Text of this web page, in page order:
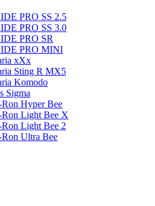
PRO SS 2.5
PRO SS 3.0
PRO SR
PRO MINI
xXx
Sting R MX5
Komodo
Sigma
Ron Hyper Bee
Ron Light Bee X
Ron Light Bee 2
Ron Ultra Bee